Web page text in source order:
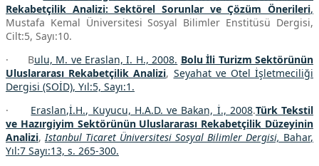
Rekabetçilik Analizi: Sektörel Sorunlar ve Çözüm Önerileri,
Mustafa Kemal Üniversitesi Sosyal Bilimler Enstitüsü Dergisi,
Cilt:5, Sayı:10.
· Bulu, M. ve Eraslan, I. H., 2008. Bolu İli Turizm Sektörünün
Uluslararası Rekabetçilik Analizi, Seyahat ve Otel İşletmeciliği
Dergisi (SOİD), Yıl:5, Sayı:1.
· Eraslan,İ.H., Kuyucu, H.A.D. ve Bakan, İ., 2008.Türk Tekstil
ve Hazırgiyim Sektörünün Uluslararası Rekabetçilik Düzeyinin
Analizi,Istanbul Ticaret Üniversitesi Sosyal Bilimler Dergisi, Bahar,
Yıl:7 Sayı:13, s. 265-300.